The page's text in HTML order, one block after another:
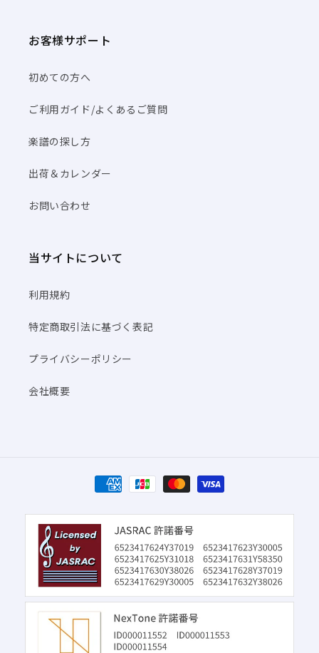
お客様サポート
初めての方へ
ご利用ガイド/よくあるご質問
楽譜の探し方
出荷＆カレンダー
お問い合わせ
当サイトについて
利用規約
特定商取引法に基づく表記
プライバシーポリシー
会社概要
決
済
方
法